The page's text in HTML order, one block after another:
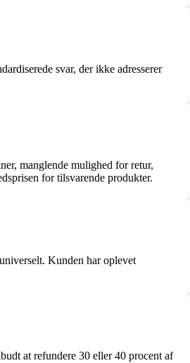
svar, der ikke adresserer
manglende mulighed for retur,
for tilsvarende produkter.
Kunden har oplevet
at refundere 30 eller 40 procent af